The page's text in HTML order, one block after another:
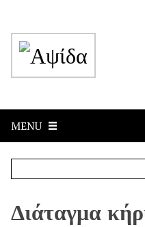
MENU
Διάταγμα